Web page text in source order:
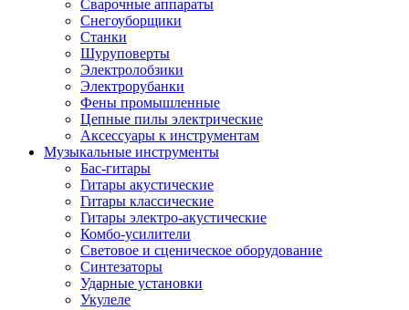
Сварочные аппараты
Снегоуборщики
Станки
Шуруповерты
Электролобзики
Электрорубанки
Фены промышленные
Цепные пилы электрические
Аксессуары к инструментам
Музыкальные инструменты
Бас-гитары
Гитары акустические
Гитары классические
Гитары электро-акустические
Комбо-усилители
Световое и сценическое оборудование
Синтезаторы
Ударные установки
Укулеле